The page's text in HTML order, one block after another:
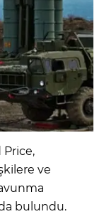
Price,
ve
bulundu.